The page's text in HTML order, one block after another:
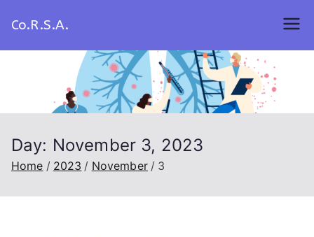
content
Co.R.S.A.
Day: November 3, 2023
Home 2023 November 3